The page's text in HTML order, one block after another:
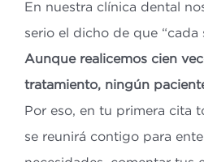
En nuestra clínica dental
serio el dicho de que “cada
Aunque realicemos cien
tratamiento, ningún
Por eso, en tu primera cita
se reunirá contigo para